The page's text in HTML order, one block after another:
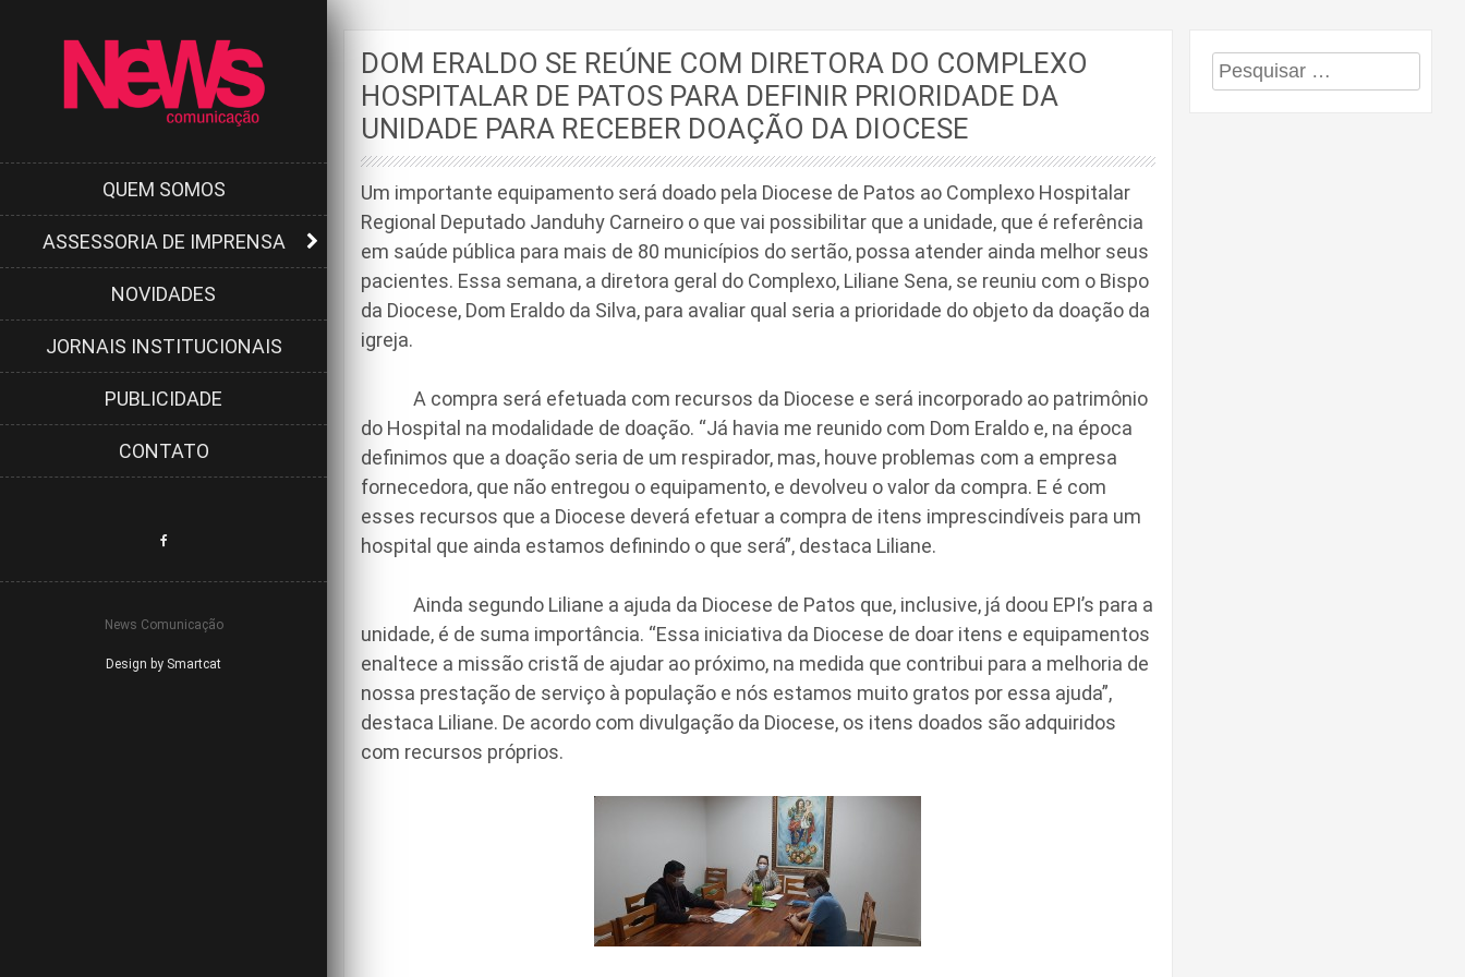
QUEM SOMOS
ASSESSORIA DE IMPRENSA
NOVIDADES
JORNAIS INSTITUCIONAIS
PUBLICIDADE
CONTATO
News Comunicação
Design by Smartcat
DOM ERALDO SE REÚNE COM DIRETORA DO COMPLEXO
HOSPITALAR DE PATOS PARA DEFINIR PRIORIDADE DA
UNIDADE PARA RECEBER DOAÇÃO DA DIOCESE
Um importante equipamento será doado pela Diocese de Patos ao Complexo Hospitalar
Regional Deputado Janduhy Carneiro o que vai possibilitar que a unidade, que é referência
em saúde pública para mais de 80 municípios do sertão, possa atender ainda melhor seus
pacientes. Essa semana, a diretora geral do Complexo, Liliane Sena, se reuniu com o Bispo
da Diocese, Dom Eraldo da Silva, para avaliar qual seria a prioridade do objeto da doação da
igreja.
A compra será efetuada com recursos da Diocese e será incorporado ao patrimônio
do Hospital na modalidade de doação. “Já havia me reunido com Dom Eraldo e, na época
definimos que a doação seria de um respirador, mas, houve problemas com a empresa
fornecedora, que não entregou o equipamento, e devolveu o valor da compra. E é com
esses recursos que a Diocese deverá efetuar a compra de itens imprescindíveis para um
hospital que ainda estamos definindo o que será”, destaca Liliane.
Ainda segundo Liliane a ajuda da Diocese de Patos que, inclusive, já doou EPI’s para a
unidade, é de suma importância. “Essa iniciativa da Diocese de doar itens e equipamentos
enaltece a missão cristã de ajudar ao próximo, na medida que contribui para a melhoria de
nossa prestação de serviço à população e nós estamos muito gratos por essa ajuda”,
destaca Liliane. De acordo com divulgação da Diocese, os itens doados são adquiridos
com recursos próprios.
Pesquisar
por: